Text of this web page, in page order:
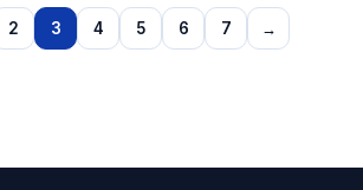
2 3 4 5 6 7 →